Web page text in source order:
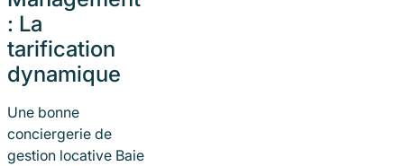
: La
tarification
dynamique
Une bonne
conciergerie de
gestion locative Baie